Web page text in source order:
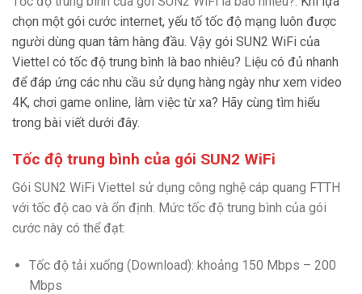
chọn một gói cước internet, yếu tố tốc độ mạng luôn được
người dùng quan tâm hàng đầu. Vậy gói SUN2 WiFi của
Viettel có tốc độ trung bình là bao nhiêu? Liệu có đủ nhanh
để đáp ứng các nhu cầu sử dụng hàng ngày như xem video
4K, chơi game online, làm việc từ xa? Hãy cùng tìm hiểu
trong bài viết dưới đây.
Tốc độ trung bình của gói SUN2 WiFi
Gói SUN2 WiFi Viettel sử dụng công nghệ cáp quang FTTH
với tốc độ cao và ổn định. Mức tốc độ trung bình của gói
cước này có thể đạt:
Tốc độ tải xuống (Download): khoảng 150 Mbps – 200
Mbps